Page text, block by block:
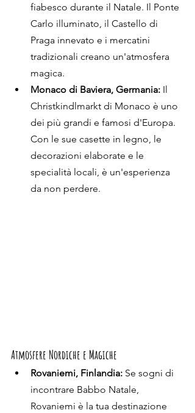
fiabesco durante il Natale. Il Ponte
Carlo illuminato, il Castello di
Praga innevato e i mercatini
tradizionali creano un'atmosfera
magica.
Monaco di Baviera, Germania: Il
Christkindlmarkt di Monaco è uno
dei più grandi e famosi d'Europa.
Con le sue casette in legno, le
decorazioni elaborate e le
specialità locali, è un'esperienza
da non perdere.
Atmosfere Nordiche e Magiche
Rovaniemi, Finlandia: Se sogni di
incontrare Babbo Natale,
Rovaniemi è la tua destinazione